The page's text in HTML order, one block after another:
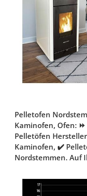
Pelletofen
Kaminofen, Ofen:
Pelletöfen
Kaminofen, ✔️
Nordstemmen. Auf